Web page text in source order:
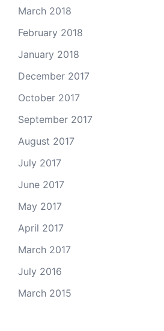
March 2018
February 2018
January 2018
December 2017
October 2017
September 2017
August 2017
July 2017
June 2017
May 2017
April 2017
March 2017
July 2016
March 2015